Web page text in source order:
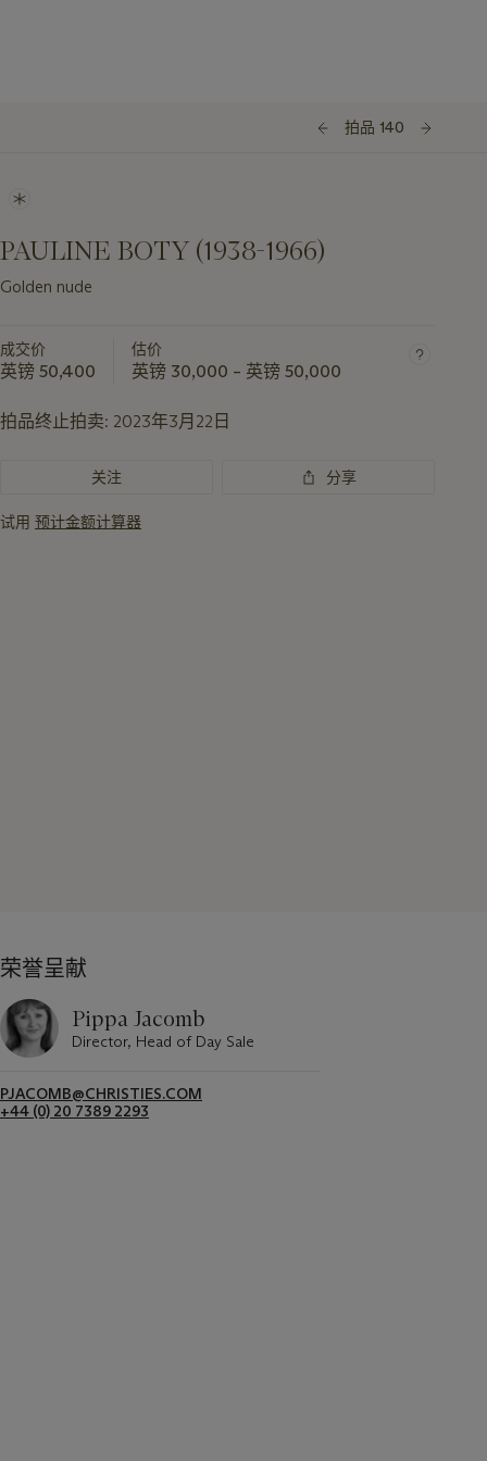
拍品 140
PAULINE BOTY (1938-1966)
Golden nude
成交价
英镑 50,400
估价
英镑 30,000 – 英镑 50,000
拍品终止拍卖: 2023年3月22日
关注 分享
试用 预计金额计算器
荣誉呈献
Pippa Jacomb
Director, Head of Day Sale
PJACOMB@CHRISTIES.COM
+44 (0) 20 7389 2293